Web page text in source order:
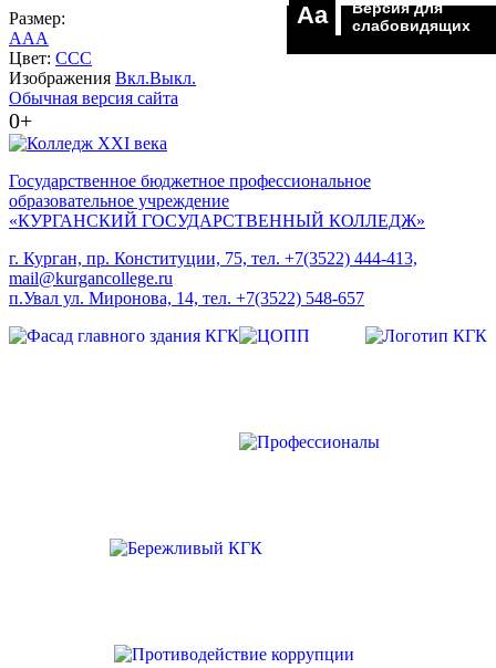
Размер:
AAA
Цвет: CCC
Изображения Вкл.Выкл.
Обычная версия сайта
0+
Aa
Версия для
слабовидящих
Государственное бюджетное профессиональное
образовательное учреждение
«КУРГАНСКИЙ ГОСУДАРСТВЕННЫЙ КОЛЛЕДЖ»
г. Курган, пр. Конституции, 75, тел. +7(3522) 444-413,
mail@kurgancollege.ru
п.Увал ул. Миронова, 14, тел. +7(3522) 548-657